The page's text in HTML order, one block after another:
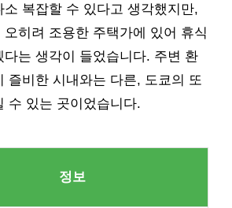
소 복잡할 수 있다고 생각했지만,
오히려 조용한 주택가에 있어 휴식
다는 생각이 들었습니다. 주변 환
즐비한 시내와는 다른, 도쿄의 또
수 있는 곳이었습니다.
정보